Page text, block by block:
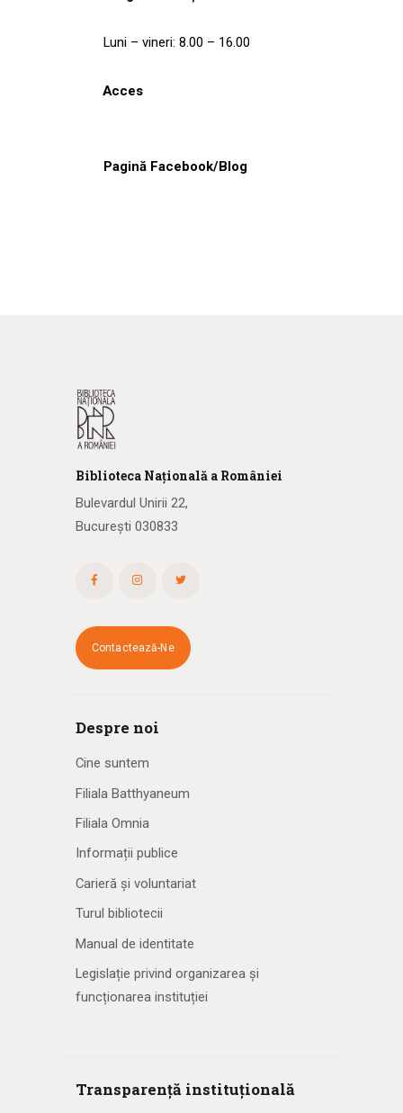
Luni – vineri: 8.00 – 16.00
Acces
Pagină Facebook/Blog
Biblioteca Națională a României
Bulevardul Unirii 22,
București 030833
Contactează-Ne
Despre noi
Cine suntem
Filiala Batthyaneum
Filiala Omnia
Informații publice
Carieră și voluntariat
Turul bibliotecii
Manual de identitate
Legislație privind organizarea și
funcționarea instituției
Transparență instituțională